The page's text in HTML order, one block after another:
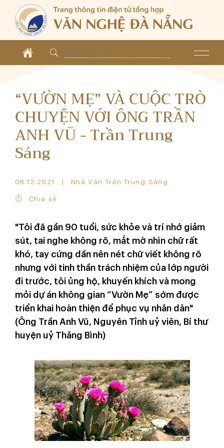
“VƯỜN MẸ” VÀ CUỘC TRÒ
CHUYỆN VỚI ÔNG TRẦN
ANH VŨ - Trần Trung
Sáng
08.12.2021 Nhà Văn Trần Trung Sáng
Chia sẻ
"Tôi đã gần 90 tuổi, sức khỏe và trí nhớ giảm
sút, tai nghe không rõ, mắt mờ nhìn chữ rất
khó, tay cứng dần nên nét chữ viết không rõ
nhưng với tinh thần trách nhiệm của lớp người
đi trước, tôi ủng hộ, khuyến khích và mong
mỏi dự án không gian “Vườn Mẹ” sớm được
triển khai hoàn thiện để phục vụ nhân dân"
(Ông Trần Anh Vũ, Nguyên Tỉnh uỷ viên, Bí thư
huyện uỷ Thăng Bình)